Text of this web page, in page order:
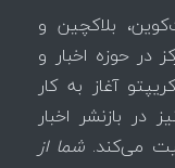
بلاکچین و
متمرکز در حوزه اخبار و
آغاز به کار
بازنشر اخبار
می‌کند.شما از